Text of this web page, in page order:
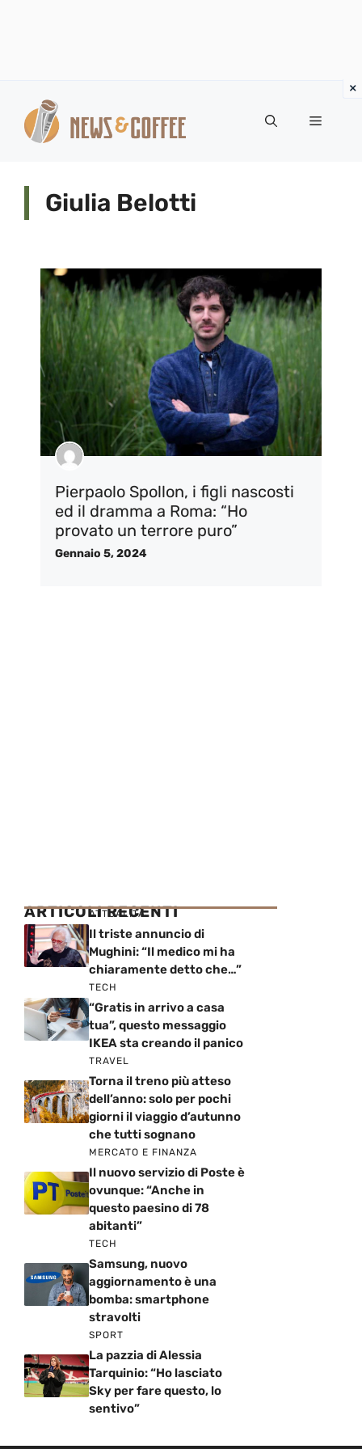
contenuto
Menu
Giulia Belotti
Pierpaolo Spollon, i figli nascosti
ed il dramma a Roma: “Ho
provato un terrore puro”
Gennaio 5, 2024
ARTICOLI RECENTI
ATTUALITÀ
Il triste annuncio di
Mughini: “Il medico mi ha
chiaramente detto che…”
TECH
“Gratis in arrivo a casa
tua”, questo messaggio
IKEA sta creando il panico
TRAVEL
Torna il treno più atteso
dell’anno: solo per pochi
giorni il viaggio d’autunno
che tutti sognano
MERCATO E FINANZA
Il nuovo servizio di Poste è
ovunque: “Anche in
questo paesino di 78
abitanti”
TECH
Samsung, nuovo
aggiornamento è una
bomba: smartphone
stravolti
SPORT
La pazzia di Alessia
Tarquinio: “Ho lasciato
Sky per fare questo, lo
sentivo”